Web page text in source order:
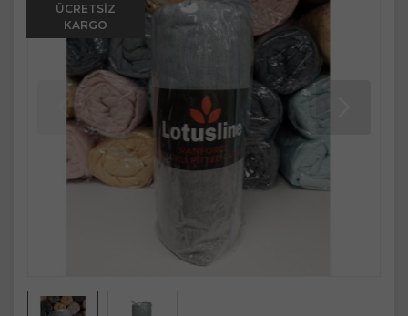
ÜCRETSIZ
KARGO